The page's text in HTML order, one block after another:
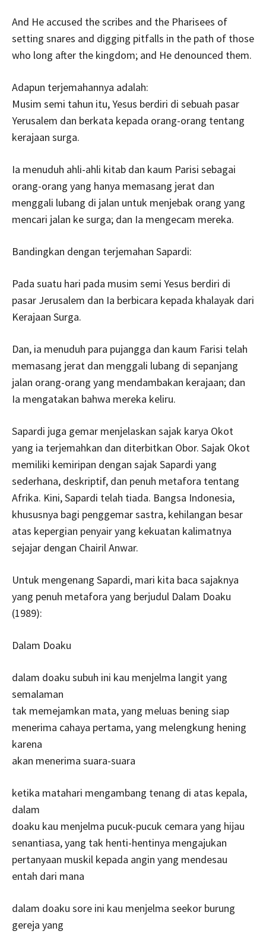
And He accused the scribes and the Pharisees of
setting snares and digging pitfalls in the path of those
who long after the kingdom; and He denounced them.
Adapun terjemahannya adalah:
Musim semi tahun itu, Yesus berdiri di sebuah pasar
Yerusalem dan berkata kepada orang-orang tentang
kerajaan surga.
Ia menuduh ahli-ahli kitab dan kaum Parisi sebagai
orang-orang yang hanya memasang jerat dan
menggali lubang di jalan untuk menjebak orang yang
mencari jalan ke surga; dan Ia mengecam mereka.
Bandingkan dengan terjemahan Sapardi:
Pada suatu hari pada musim semi Yesus berdiri di
pasar Jerusalem dan Ia berbicara kepada khalayak dari
Kerajaan Surga.
Dan, ia menuduh para pujangga dan kaum Farisi telah
memasang jerat dan menggali lubang di sepanjang
jalan orang-orang yang mendambakan kerajaan; dan
Ia mengatakan bahwa mereka keliru.
Sapardi juga gemar menjelaskan sajak karya Okot
yang ia terjemahkan dan diterbitkan Obor. Sajak Okot
memiliki kemiripan dengan sajak Sapardi yang
sederhana, deskriptif, dan penuh metafora tentang
Afrika. Kini, Sapardi telah tiada. Bangsa Indonesia,
khususnya bagi penggemar sastra, kehilangan besar
atas kepergian penyair yang kekuatan kalimatnya
sejajar dengan Chairil Anwar.
Untuk mengenang Sapardi, mari kita baca sajaknya
yang penuh metafora yang berjudul Dalam Doaku
(1989):
Dalam Doaku
dalam doaku subuh ini kau menjelma langit yang
semalaman
tak memejamkan mata, yang meluas bening siap
menerima cahaya pertama, yang melengkung hening
karena
akan menerima suara-suara
ketika matahari mengambang tenang di atas kepala,
dalam
doaku kau menjelma pucuk-pucuk cemara yang hijau
senantiasa, yang tak henti-hentinya mengajukan
pertanyaan muskil kepada angin yang mendesau
entah dari mana
dalam doaku sore ini kau menjelma seekor burung
gereja yang